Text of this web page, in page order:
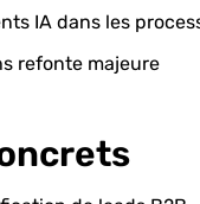
IA dans les
refonte majeure